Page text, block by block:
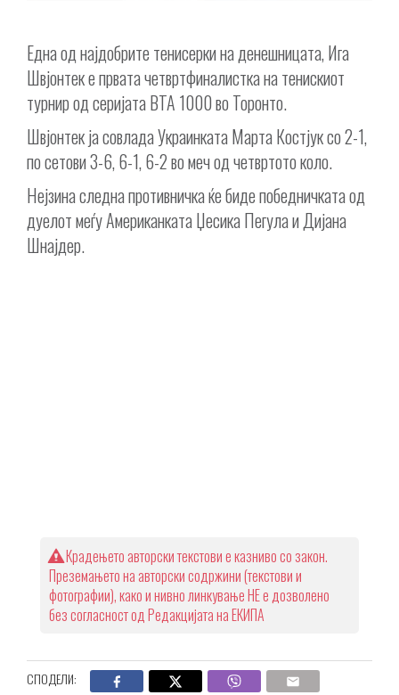
Една од најдобрите тенисерки на денешницата, Ига
Швјонтек е првата четвртфиналистка на тенискиот
турнир од серијата ВТА 1000 во Торонто.
Швјонтек ја совлада Украинката Марта Костјук со 2-1,
по сетови 3-6, 6-1, 6-2 во меч од четвртото коло.
Нејзина следна противничка ќе биде победничката од
дуелот меѓу Американката Џесика Пегула и Дијана
Шнајдер.
Крадењето авторски текстови е казниво со закон.
Преземањето на авторски содржини (текстови и
фотографии), како и нивно линкување НЕ е дозволено
без согласност од Редакцијата на ЕКИПА
СПОДЕЛИ: